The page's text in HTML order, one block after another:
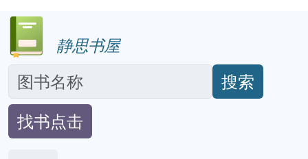
静思书屋
搜索
找书点击